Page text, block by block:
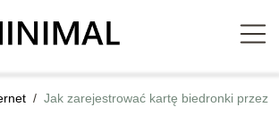
/ Jak zarejestrować kartę biedronki przez